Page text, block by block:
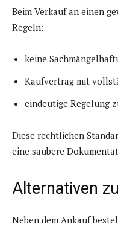
Beim Verkauf an einen
Regeln:
keine
Kaufvertrag mit
eindeutige Regelung
Diese rechtlichen
eine saubere
Alternativen
Neben dem Ankauf